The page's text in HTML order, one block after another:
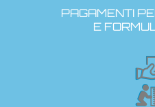
PAGAMENTI
E